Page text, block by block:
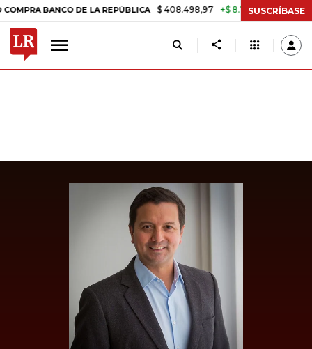
BANCO DE LA REPÚBLICA $ 408.498,97 +$ 8.753,81 +2,19%
SUSCRÍBASE